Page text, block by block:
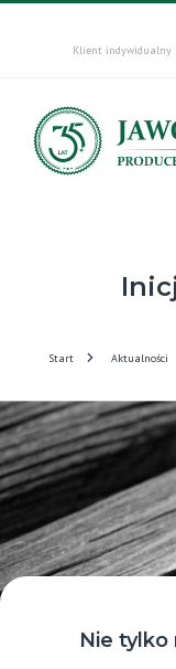
Klient indywidualny
Start Aktualności
Nie tylko